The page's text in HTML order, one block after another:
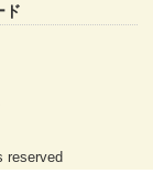
ド
reserved